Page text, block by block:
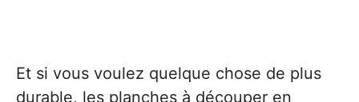
Et si vous voulez quelque chose de plus
durable, les planches à découper en